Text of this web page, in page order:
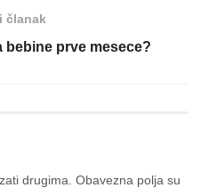
članak
bebine prve mesece?
drugima. Obavezna polja su